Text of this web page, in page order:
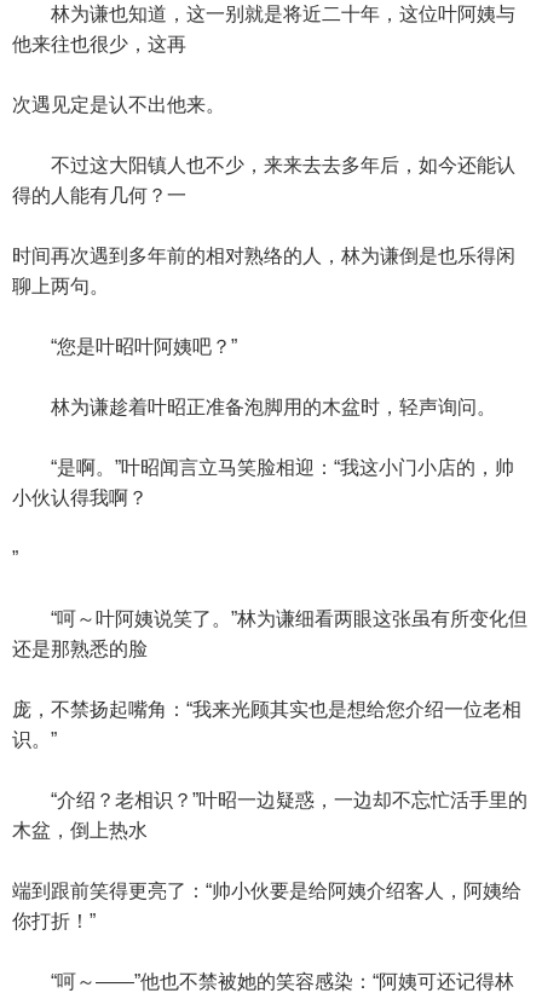
林为谦也知道，这一别就是将近二十年，这位叶阿姨与
他来往也很少，这再
次遇见定是认不出他来。
不过这大阳镇人也不少，来来去去多年后，如今还能认
得的人能有几何？一
时间再次遇到多年前的相对熟络的人，林为谦倒是也乐得闲
聊上两句。
“您是叶昭叶阿姨吧？”
林为谦趁着叶昭正准备泡脚用的木盆时，轻声询问。
“是啊。”叶昭闻言立马笑脸相迎：“我这小门小店的，帅
小伙认得我啊？
”
“呵～叶阿姨说笑了。”林为谦细看两眼这张虽有所变化但
还是那熟悉的脸
庞，不禁扬起嘴角：“我来光顾其实也是想给您介绍一位老相
识。”
“介绍？老相识？”叶昭一边疑惑，一边却不忘忙活手里的
木盆，倒上热水
端到跟前笑得更亮了：“帅小伙要是给阿姨介绍客人，阿姨给
你打折！”
“呵～——”他也不禁被她的笑容感染：“阿姨可还记得林